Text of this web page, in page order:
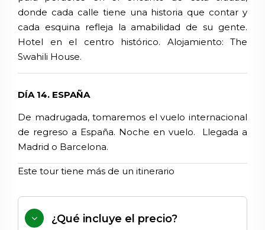
donde cada calle tiene una historia que contar y
cada esquina refleja la amabilidad de su gente.
Hotel en el centro histórico. Alojamiento: The
Swahili House.
DÍA 14. ESPAÑA
De madrugada, tomaremos el vuelo internacional
de regreso a España. Noche en vuelo. Llegada a
Madrid o Barcelona.
Este tour tiene más de un itinerario
¿Qué incluye el precio?